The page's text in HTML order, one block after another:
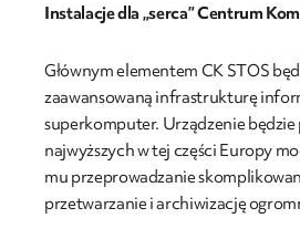
Instalacje dla „serca” Centrum
Głównym elementem CK STOS
zaawansowaną infrastrukturę
superkomputer. Urządzenie
najwyższych w tej części Europy
mu przeprowadzanie
przetwarzanie i archiwizację